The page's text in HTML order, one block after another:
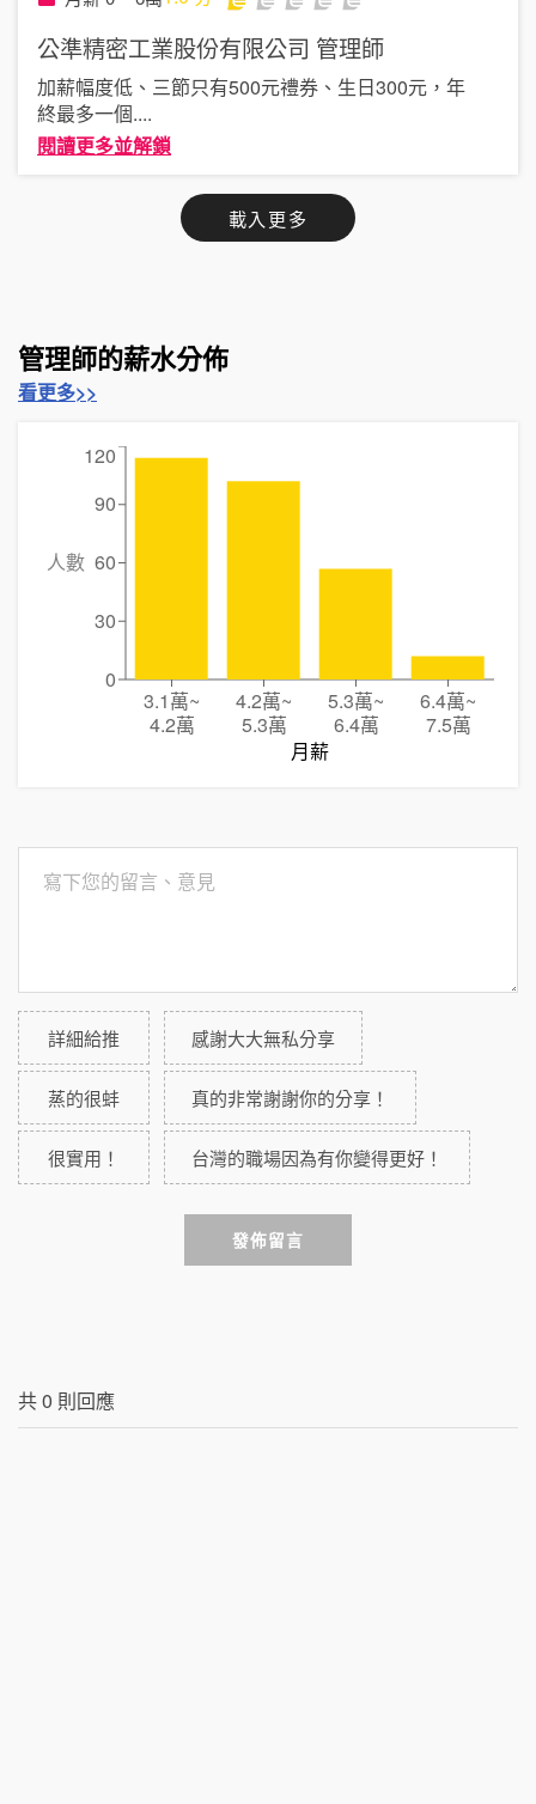
公準精密工業股份有限公司 管理師
加薪幅度低、三節只有500元禮券、生日300元，年
終最多一個....
閱讀更多並解鎖
載入更多
管理師的薪水分佈
看更多>>
3.1萬~
4.2萬
4.2萬~
5.3萬
5.3萬~
6.4萬
6.4萬~
7.5萬
月薪
0
30
60
90
120
人數
詳細給推 感謝大大無私分享
蒸的很蚌 真的非常謝謝你的分享！
很實用！ 台灣的職場因為有你變得更好！
發佈留言
共0 則回應